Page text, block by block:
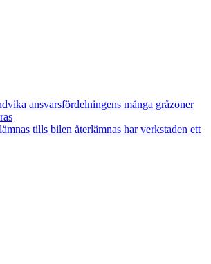
ansvarsfördelningens många gråzoner
tills bilen återlämnas har verkstaden ett